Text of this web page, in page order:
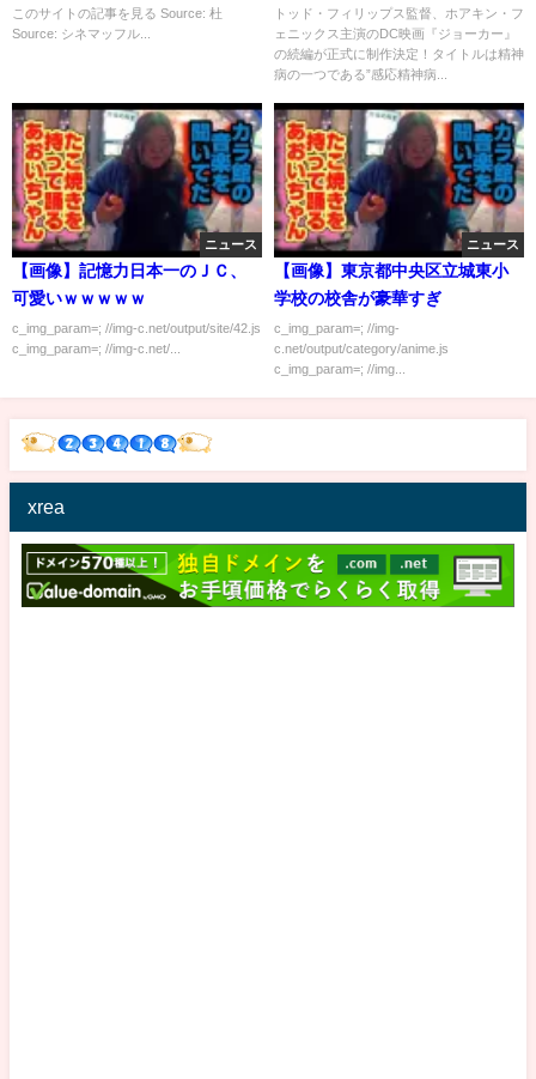
それ…
このサイトの記事を見る Source: 杜
Source: シネマッフル...
トマン登場の可能性？
トッド・フィリップス監督、ホアキン・フ
ェニックス主演のDC映画『ジョーカー』
の続編が正式に制作決定！タイトルは精神
病の一つである”感応精神病...
ニュース
【画像】記憶力日本一のＪＣ、
可愛いｗｗｗｗｗ
c_img_param=; //img-c.net/output/site/42.js
c_img_param=; //img-c.net/...
ニュース
【画像】東京都中央区立城東小
学校の校舎が豪華すぎ
c_img_param=; //img-
c.net/output/category/anime.js
c_img_param=; //img...
xrea